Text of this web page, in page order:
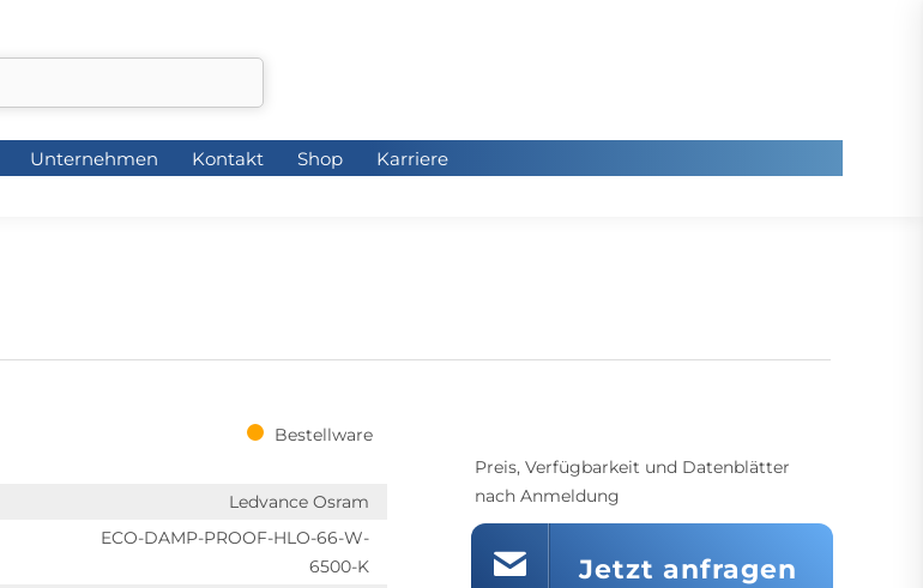
Unternehmen Kontakt Shop Karriere
Bestellware
Ledvance Osram
ECO-DAMP-PROOF-HLO-66-W-
6500-K
Preis, Verfügbarkeit und Datenblätter
nach Anmeldung
Jetzt anfragen
Unternehmen Kontakt